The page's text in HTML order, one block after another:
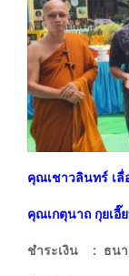
คุณเชาวลินทร์ เลื่
คุณเกตุนาถ กุยเอี๊
ชำระเงิน : ธนา